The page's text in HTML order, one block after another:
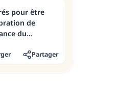
pour être
de
du
Partager